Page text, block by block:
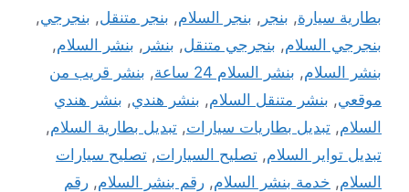
بطارية سيارة, بنجر , بنجر السلام, بنجر متنقل, بنجرجي,
بنجرجي السلام, بنجرجي متنقل, بنشر , بنشر السلام,
بنشر السلام, بنشر السلام 24 ساعة , بنشر قريب من
موقعي, بنشر متنقل السلام, بنشر هندي, بنشر هندي
السلام, تبديل بطاريات سيارات, تبديل بطارية السلام,
تبديل تواير السلام, تصليح السيارات, تصليح سيارات
السلام, خدمة بنشر السلام, رقم بنشر السلام, رقم